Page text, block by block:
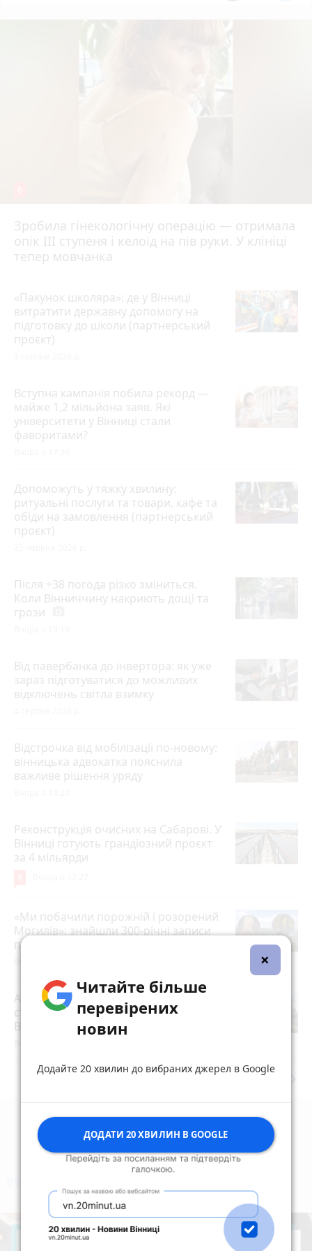
Зробила гінекологічну операцію — отримала
опік ІІІ ступеня і келоїд на пів руки. У клініці
тепер мовчанка
«Пакунок школяра»: де у Вінниці
витратити державну допомогу на
підготовку до школи (партнерський
проєкт)
Вступна кампанія побила рекорд —
майже 1,2 мільйона заяв. Які
університети у Вінниці стали
фаворитами?
Допоможуть у тяжку хвилину:
ритуальні послуги та товари, кафе та
обіди на замовлення (партнерський
проєкт)
Після +38 погода різко зміниться.
Коли Вінниччину накриють дощі та
грози
Від павербанка до інвертора: як уже
зараз підготуватися до можливих
відключень світла взимку
Відстрочка від мобілізації по-новому:
вінницька адвокатка пояснила
важливе рішення уряду
Реконструкція очисних на Сабарові. У
Вінниці готують грандіозний проєкт
за 4 мільярди
«Ми побачили порожній і розорений
Могилів»: знайшли 300-річні записи
посла з Данії
Атака росії забрала життя людей на
станції Квітнева: поїзди до
Вінниччини запізнюються
Дивитись ще
Найчастішекоментують
×
Читайте більше
перевірених
новин
Додайте 20 хвилин до вибраних джерел в Google
ДОДАТИ 20 ХВИЛИН В GOOGLE